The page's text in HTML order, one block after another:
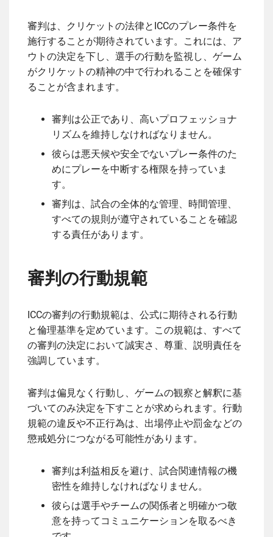
審判は、クリケットの法律とICCのプレー条件を
施行することが期待されています。これには、ア
ウトの決定を下し、選手の行動を監視し、ゲーム
がクリケットの精神の中で行われることを確保す
ることが含まれます。
審判は公正であり、高いプロフェッショナ
リズムを維持しなければなりません。
彼らは悪天候や安全でないプレー条件のた
めにプレーを中断する権限を持っていま
す。
審判は、試合の全体的な管理、時間管理、
すべての規則が遵守されていることを確認
する責任があります。
審判の行動規範
ICCの審判の行動規範は、公式に期待される行動
と倫理基準を定めています。この規範は、すべて
の審判の決定において誠実さ、尊重、説明責任を
強調しています。
審判は偏見なく行動し、ゲームの観察と解釈に基
づいてのみ決定を下すことが求められます。行動
規範の違反や不正行為は、出場停止や罰金などの
懲戒処分につながる可能性があります。
審判は利益相反を避け、試合関連情報の機
密性を維持しなければなりません。
彼らは選手やチームの関係者と明確かつ敬
意を持ってコミュニケーションを取るべき